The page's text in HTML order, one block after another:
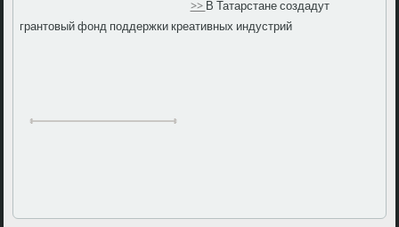
>>В Татарстане создадут
грантовый фонд поддержки креативных индустрий